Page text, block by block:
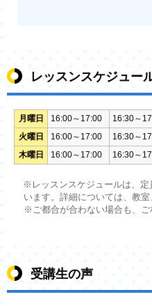
レッスンスケジュー
月曜日 16:00～17:00
16:30～
火曜日
16:00～17:00 16:30～
木曜日
16:00～17:00 16:30～
※レッスンスケジュールは、定
います。詳細については、教室
※ご都合が合わない場合も、ご
受講生の声